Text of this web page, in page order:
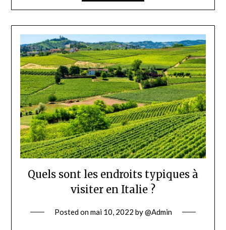
Quels sont les endroits typiques à
visiter en Italie ?
Posted onmai 10, 2022 by@Admin